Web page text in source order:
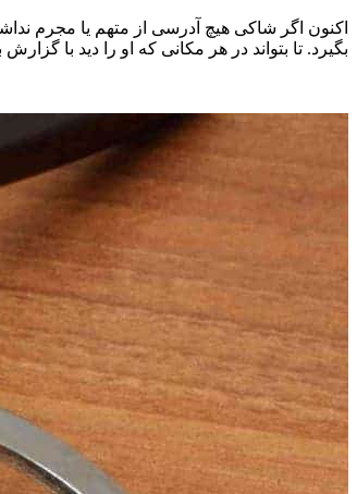
اکنون اگر شاکی هیچ آدرسی از متهم یا مجرم
بگیرد. تا بتواند در هر مکانی که او را دید با